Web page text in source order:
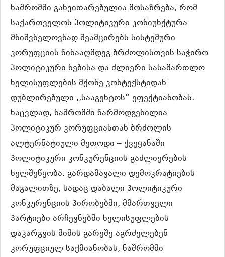
ნაშრომში განვითარებულია მოსაზრება, რომ
საქართველოს პოლიტიკური კონიუნქტურა
მნიშვნელოვნად შეამცირებს სისტემური
კორუფციის წინააღმდეგ ბრძოლისთვის საჭირო
პოლიტიკური ნებისა და ძლიერი სასამართლო
ხელისუფლების მქონე კონტექსტიდან
დუბლირებული ,,სააგენტოს“ ეფექტიანობას.
ნაცვლად, ნაშრომში წარმოდგენილია
პოლიტიკურ კორუფციასთან ბრძოლის
ალტერნატიული მეთოდი – ქვეყანაში
პოლიტიკური კონკურენციის გაძლიერების
ხელშეწყობა. გარდამავალი დემოკრატიების
მაგალითზე, სადაც დაბალი პოლიტიკური
კონკურენციის პირობებში, მმართველი
პარტიები არჩევნებში ხელისუფლების
დაკარგვის შიშის გარეშე აგრძელებენ
კორუფციულ საქმიანობას, ნაშრომში